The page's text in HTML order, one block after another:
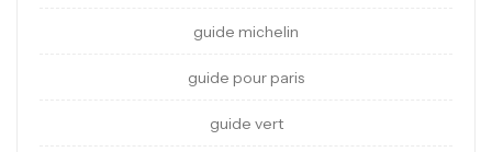
guide michelin
guide pour paris
guide vert